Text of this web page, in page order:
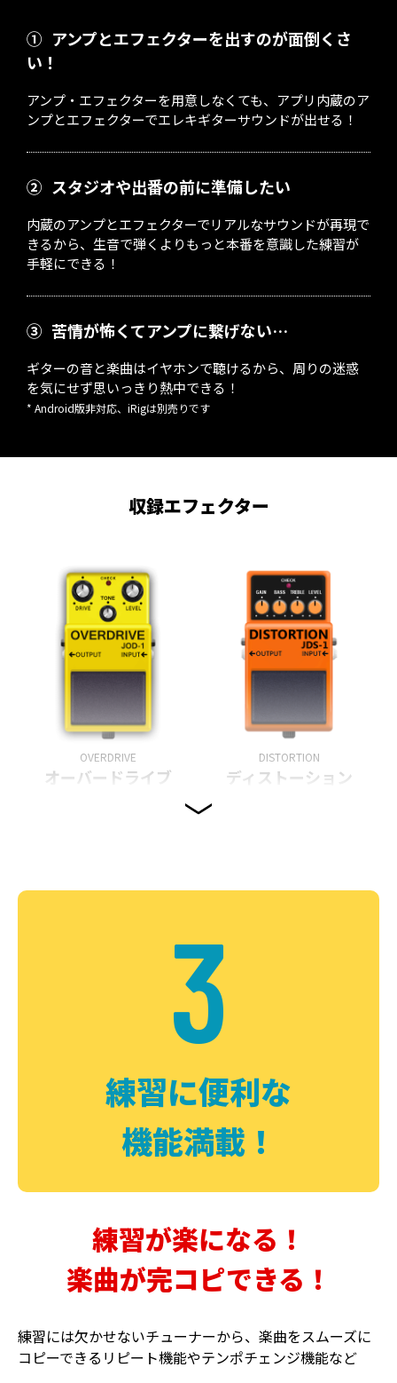
① アンプとエフェクターを出すのが面倒くさ
い！
アンプ・エフェクターを用意しなくても、アプリ内蔵のア
ンプとエフェクターでエレキギターサウンドが出せる！
② スタジオや出番の前に準備したい
内蔵のアンプとエフェクターでリアルなサウンドが再現で
きるから、生音で弾くよりもっと本番を意識した練習が
手軽にできる！
③ 苦情が怖くてアンプに繋げない…
ギターの音と楽曲はイヤホンで聴けるから、周りの迷惑
を気にせず思いっきり熱中できる！
* Android版非対応、iRigは別売りです
収録エフェクター
OVERDRIVE
オーバードライブ
DISTORTION
ディストーション
DELAY PHASER
3
練習に便利な
機能満載！
練習が楽になる！
楽曲が完コピできる！
練習には欠かせないチューナーから、楽曲をスムーズに
コピーできるリピート機能やテンポチェンジ機能など